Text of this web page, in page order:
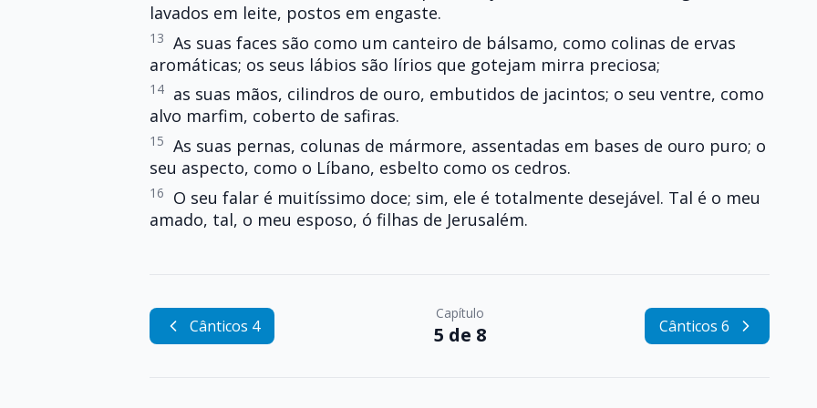
lavados em leite, postos em engaste.
13 As suas faces são como um canteiro de bálsamo, como colinas de ervas
aromáticas; os seus lábios são lírios que gotejam mirra preciosa;
14 as suas mãos, cilindros de ouro, embutidos de jacintos; o seu ventre, como
alvo marfim, coberto de safiras.
15 As suas pernas, colunas de mármore, assentadas em bases de ouro puro; o
seu aspecto, como o Líbano, esbelto como os cedros.
16
O seu falar é muitíssimo doce; sim, ele é totalmente desejável. Tal é o meu
amado, tal, o meu esposo, ó filhas de Jerusalém.
Cânticos 4
Capítulo
5 de 8 Cânticos 6